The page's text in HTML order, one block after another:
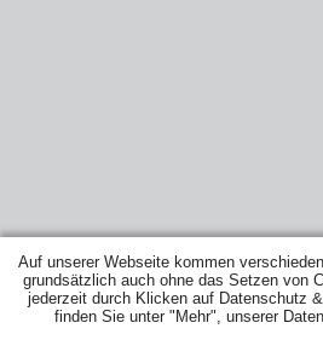
Auf unserer Webseite kommen
grundsätzlich auch ohne das Setzen von
jederzeit durch Klicken auf Datenschutz
finden Sie unter "Mehr", unserer